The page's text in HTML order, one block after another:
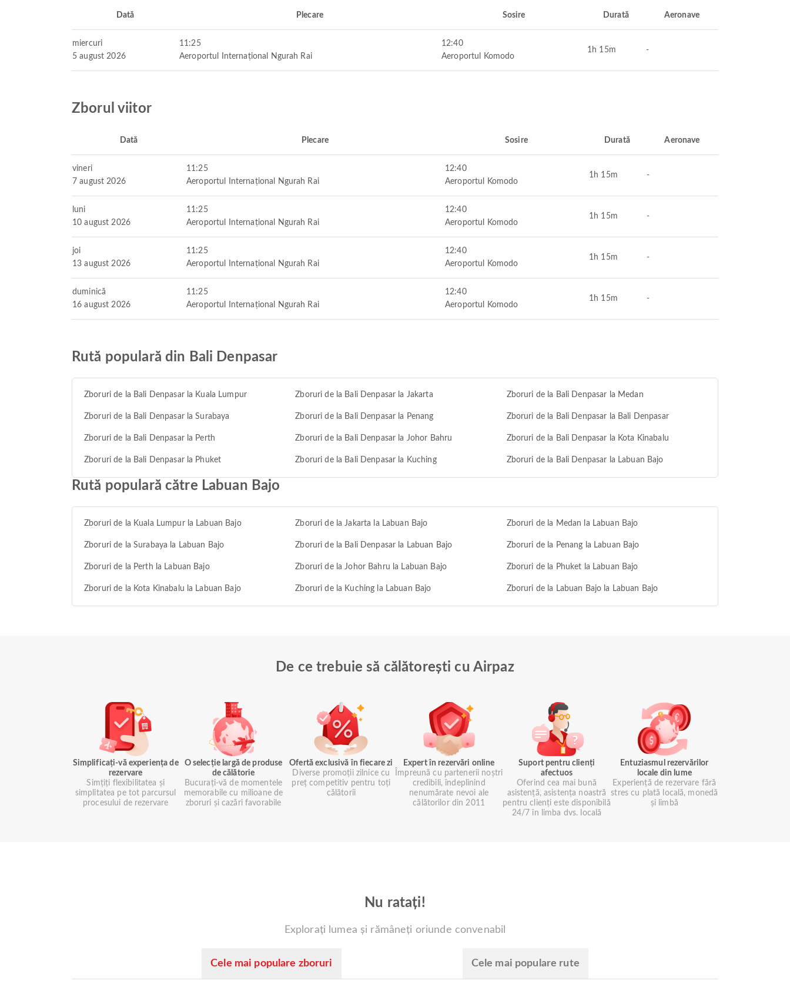
Dată Plecare Sosire Durată Aeronave
miercuri
5 august 2026
11:25
Aeroportul Internațional Ngurah Rai
12:40
Aeroportul Komodo
1h 15m -
Zborul viitor
Dată Plecare Sosire Durată Aeronave
vineri
7 august 2026
11:25
Aeroportul Internațional Ngurah Rai
12:40
Aeroportul Komodo
1h 15m -
luni
10 august 2026
11:25
Aeroportul Internațional Ngurah Rai
12:40
Aeroportul Komodo
1h 15m -
joi
13 august 2026
11:25
Aeroportul Internațional Ngurah Rai
12:40
Aeroportul Komodo
1h 15m -
duminică
16 august 2026
11:25
Aeroportul Internațional Ngurah Rai
12:40
Aeroportul Komodo
1h 15m -
Rută populară din Bali Denpasar
Zboruri de la Bali Denpasar la Kuala Lumpur Zboruri de la Bali Denpasar la Jakarta Zboruri de la Bali Denpasar la Medan
Zboruri de la Bali Denpasar la Surabaya Zboruri de la Bali Denpasar la Penang Zboruri de la Bali Denpasar la Bali Denpasar
Zboruri de la Bali Denpasar la Perth Zboruri de la Bali Denpasar la Johor Bahru Zboruri de la Bali Denpasar la Kota Kinabalu
Zboruri de la Bali Denpasar la Phuket Zboruri de la Bali Denpasar la Kuching Zboruri de la Bali Denpasar la Labuan Bajo
Rută populară către Labuan Bajo
Zboruri de la Kuala Lumpur la Labuan Bajo Zboruri de la Jakarta la Labuan Bajo Zboruri de la Medan la Labuan Bajo
Zboruri de la Surabaya la Labuan Bajo Zboruri de la Bali Denpasar la Labuan Bajo Zboruri de la Penang la Labuan Bajo
Zboruri de la Perth la Labuan Bajo Zboruri de la Johor Bahru la Labuan Bajo Zboruri de la Phuket la Labuan Bajo
Zboruri de la Kota Kinabalu la Labuan Bajo Zboruri de la Kuching la Labuan Bajo Zboruri de la Labuan Bajo la Labuan Bajo
De ce trebuie să călătorești cu Airpaz
Simplificați-vă experiența de
rezervare
Simțiți flexibilitatea și
simplitatea pe tot parcursul
procesului de rezervare
O selecție largă de produse
de călătorie
Bucurați-vă de momentele
memorabile cu milioane de
zboruri și cazări favorabile
Ofertă exclusivă în fiecare zi
Diverse promoții zilnice cu
preț competitiv pentru toți
călătorii
Expert în rezervări online
Împreună cu partenerii noștri
credibili, îndeplinind
nenumărate nevoi ale
călătorilor din 2011
Suport pentru clienți
afectuos
Oferind cea mai bună
asistență, asistența noastră
pentru clienți este disponibilă
24/7 în limba dvs. locală
Entuziasmul rezervărilor
locale din lume
Experiență de rezervare fără
stres cu plată locală, monedă
și limbă
Nu ratați!
Explorați lumea și rămâneți oriunde convenabil
Cele mai populare zboruri Cele mai populare rute